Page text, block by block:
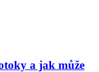
a jak může